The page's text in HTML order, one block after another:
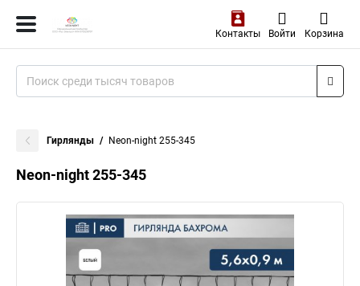
Контакты Войти Корзина
Гирлянды Neon-night 255-345
Neon-night 255-345